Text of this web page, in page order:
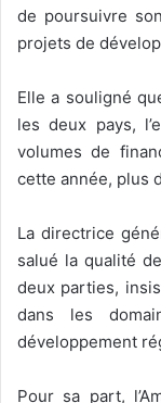
de poursuivre
projets de
Elle a souligné
les deux pays,
volumes de
cette année, plus
La directrice
salué la qualité
deux parties,
dans les
développement
Pour sa part,